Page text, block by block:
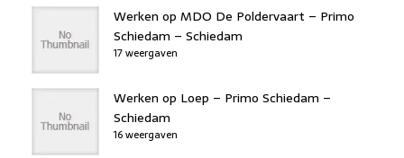
Werken op MDO De Poldervaart – Primo
Schiedam – Schiedam
17 weergaven
Werken op Loep – Primo Schiedam –
Schiedam
16 weergaven